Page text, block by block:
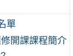
單
開課課程簡介